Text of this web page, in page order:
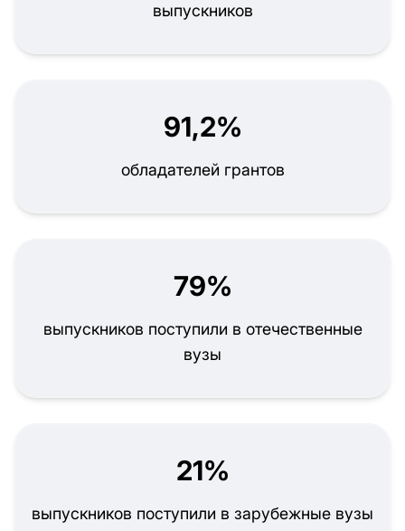
выпускников
91,2%
обладателей грантов
79%
выпускников поступили в отечественные
вузы
21%
выпускников поступили в зарубежные вузы